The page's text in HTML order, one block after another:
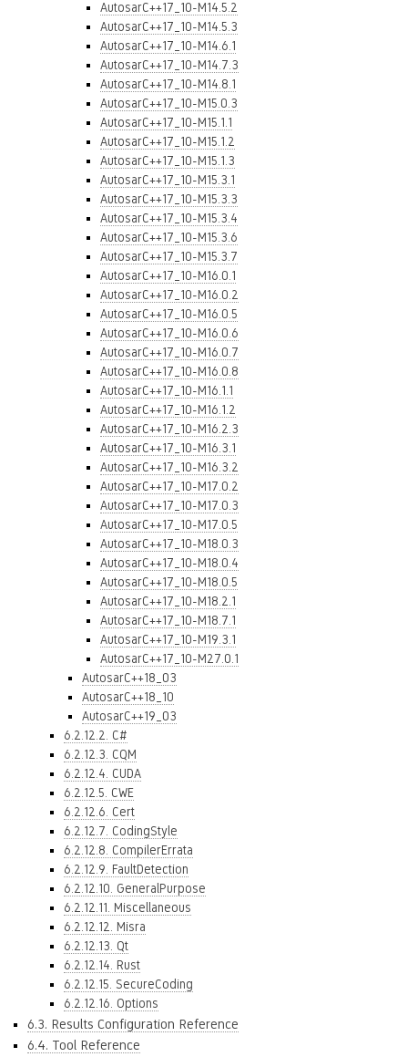
AutosarC++17_10-M14.5.2
AutosarC++17_10-M14.5.3
AutosarC++17_10-M14.6.1
AutosarC++17_10-M14.7.3
AutosarC++17_10-M14.8.1
AutosarC++17_10-M15.0.3
AutosarC++17_10-M15.1.1
AutosarC++17_10-M15.1.2
AutosarC++17_10-M15.1.3
AutosarC++17_10-M15.3.1
AutosarC++17_10-M15.3.3
AutosarC++17_10-M15.3.4
AutosarC++17_10-M15.3.6
AutosarC++17_10-M15.3.7
AutosarC++17_10-M16.0.1
AutosarC++17_10-M16.0.2
AutosarC++17_10-M16.0.5
AutosarC++17_10-M16.0.6
AutosarC++17_10-M16.0.7
AutosarC++17_10-M16.0.8
AutosarC++17_10-M16.1.1
AutosarC++17_10-M16.1.2
AutosarC++17_10-M16.2.3
AutosarC++17_10-M16.3.1
AutosarC++17_10-M16.3.2
AutosarC++17_10-M17.0.2
AutosarC++17_10-M17.0.3
AutosarC++17_10-M17.0.5
AutosarC++17_10-M18.0.3
AutosarC++17_10-M18.0.4
AutosarC++17_10-M18.0.5
AutosarC++17_10-M18.2.1
AutosarC++17_10-M18.7.1
AutosarC++17_10-M19.3.1
AutosarC++17_10-M27.0.1
AutosarC++18_03
AutosarC++18_10
AutosarC++19_03
6.2.12.2. C#
6.2.12.3. CQM
6.2.12.4. CUDA
6.2.12.5. CWE
6.2.12.6. Cert
6.2.12.7. CodingStyle
6.2.12.8. CompilerErrata
6.2.12.9. FaultDetection
6.2.12.10. GeneralPurpose
6.2.12.11. Miscellaneous
6.2.12.12. Misra
6.2.12.13. Qt
6.2.12.14. Rust
6.2.12.15. SecureCoding
6.2.12.16. Options
6.3. Results Configuration Reference
6.4. Tool Reference